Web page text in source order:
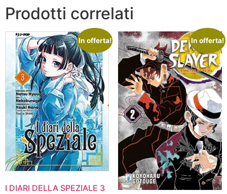
Prodotti correlati
In offerta!
I DIARI DELLA SPEZIALE 3
In offerta!